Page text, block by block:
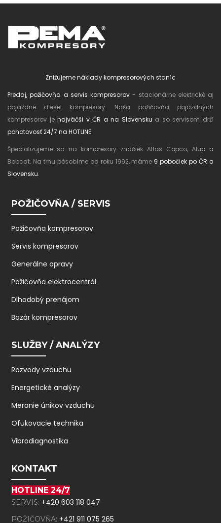
Znižujeme náklady kompresorových staníc
Predaj, požičovňa a servis kompresorov - stacionárne elektrické aj
pojazdné diesel kompresory. Naša požičovňa pojazdných
kompresorov jenajväčší v ČR a na Slovensku a so servisom drží
pohotovosť 24/7 na HOTLINE.
Špecializujeme sa na kompresory značiek Atlas Copco, Alup a
Bobcat. Na trhu pôsobíme od roku 1992, máme 9 pobočiek po ČR a
Slovensku.
POŽIČOVŇA / SERVIS
Požičovňa kompresorov
Servis kompresorov
Generálne opravy
Požičovňa elektrocentrál
Dlhodobý prenájom
Bazár kompresorov
SLUŽBY / ANALÝZY
Rozvody vzduchu
Energetické analýzy
Meranie únikov vzduchu
Ofukovacie technika
Vibrodiagnostika
KONTAKT
HOTLINE 24/7
SERVIS: +420 603 118 047
POŽIČOVŇA: +421 911 075 265